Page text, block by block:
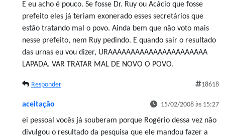
E eu acho é pouco. Se fosse Dr. Ruy ou Acácio que fosse
prefeito eles já teriam exonerado esses secretários que
estão tratando mal o povo. Ainda bem que não voto mais
nesse prefeito, nem Ruy pedindo. E quando sair o resultado
das urnas eu vou dizer, URAAAAAAAAAAAAAAAAAAAAAA
LAPADA. VAR TRATAR MAL DE NOVO O POVO.
Responder 18618
aceitação 15/02/2008 às 15:27
ei pessoal vocês já souberam porque Rogério dessa vez não
divulgou o resultado da pesquisa que ele mandou fazer a